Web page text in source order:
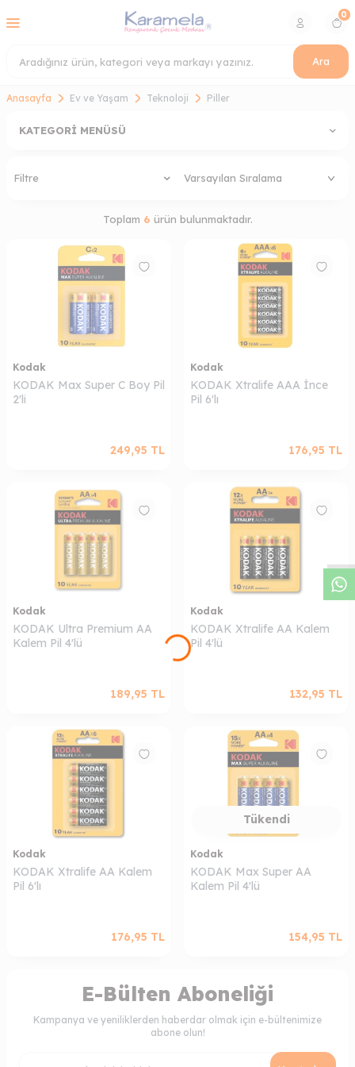
Ara
0
Anasayfa Ev ve Yaşam Teknoloji Piller
KATEGORI MENÜSÜ
Filtre
Toplam 6 ürün bulunmaktadır.
Kodak
KODAK Max Super C Boy Pil
2'li
249,95 TL
Kodak
KODAK Xtralife AAA İnce
Pil 6'lı
176,95 TL
Kodak
KODAK Ultra Premium AA
Kalem Pil 4'lü
189,95 TL
Kodak
KODAK Xtralife AA Kalem
Pil 4'lü
132,95 TL
Kodak
KODAK Xtralife AA Kalem
Pil 6'lı
176,95 TL
Tükendi
Kodak
KODAK Max Super AA
Kalem Pil 4'lü
154,95 TL
E-Bülten Aboneliği
Kampanya ve yeniliklerden haberdar olmak için e-bültenimize
abone olun!